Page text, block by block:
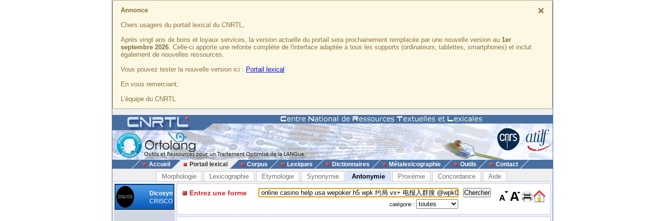
×
Annonce
Chers usagers du portail lexical du CNRTL,
Après vingt ans de bons et loyaux services, la version actuelle du portail sera prochainement remplacée par une nouvelle version au 1er
septembre 2026. Celle-ci apporte une refonte complète de l'interface adaptée à tous les supports (ordinateurs, tablettes, smartphones) et inclut
également de nouvelles ressources.
Vous pouvez tester la nouvelle version ici : Portail lexical
En vous remerciant,
L'équipe du CNRTL
Accueil Portail lexical Corpus Lexiques Dictionnaires Métalexicographie Outils Contact
Morphologie Lexicographie Etymologie Synonymie Antonymie Proxémie Concordance Aide
Dicosyn
CRISCO
Entrez une forme
catégorie :